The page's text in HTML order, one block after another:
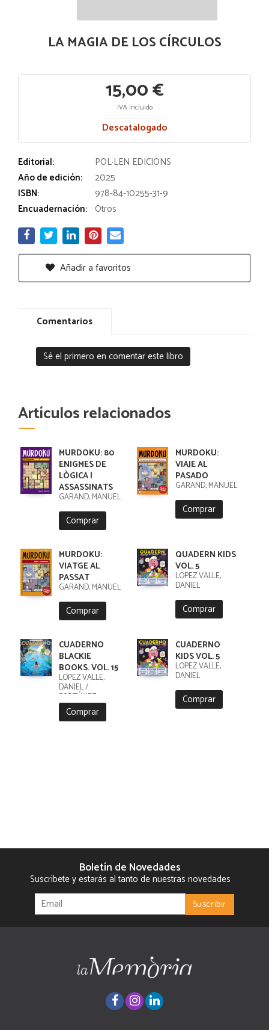
LA MAGIA DE LOS CÍRCULOS
15,00 €
IVA incluido
Descatalogado
Editorial:
POL·LEN EDICIONS
Año de edición:
2025
ISBN:
978-84-10255-31-9
Encuadernación: Otros
Añadir a favoritos
Comentarios
Sé el primero en comentar este libro
Artículos relacionados
MURDOKU: 80
ENIGMES DE
LÒGICA I
ASSASSINATS
GARAND, MANUEL
Comprar
MURDOKU:
VIAJE AL
PASADO
GARAND, MANUEL
Comprar
MURDOKU:
VIATGE AL
PASSAT
GARAND, MANUEL
Comprar
QUADERN KIDS
VOL. 5
LÓPEZ VALLE,
DANIEL
Comprar
CUADERNO
BLACKIE
BOOKS. VOL. 15
LÓPEZ VALLE,
DANIEL /
FORTÚNEZ,
CRISTOBAL
Comprar
CUADERNO
KIDS VOL. 5
LÓPEZ VALLE,
DANIEL
Comprar
Boletín de Novedades
Suscríbete y estarás al tanto de nuestras novedades